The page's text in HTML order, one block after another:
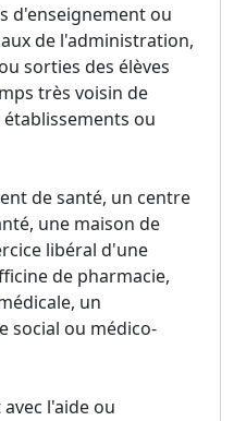
d'enseignement ou
de l'administration,
sorties des élèves
très voisin de
établissements ou
de santé, un centre
une maison de
libéral d'une
de pharmacie,
un
social ou médico-
l'aide ou